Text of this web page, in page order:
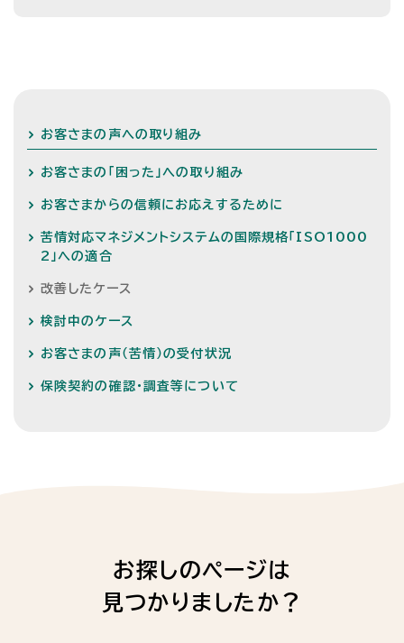
お客さまの声への取り組み
お客さまの「困った」への取り組み
お客さまからの信頼にお応えするために
苦情対応マネジメントシステムの国際規格「ISO1000
2」への適合
改善したケース
検討中のケース
お客さまの声（苦情）の受付状況
保険契約の確認・調査等について
お探しのページは
見つかりましたか？